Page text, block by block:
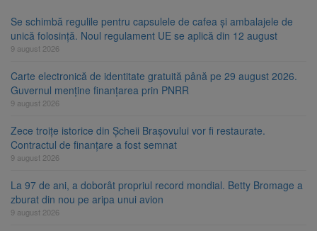
Se schimbă regulile pentru capsulele de cafea și ambalajele de
unică folosință. Noul regulament UE se aplică din 12 august
9 august 2026
Carte electronică de identitate gratuită până pe 29 august 2026.
Guvernul menține finanțarea prin PNRR
9 august 2026
Zece troițe istorice din Șcheii Brașovului vor fi restaurate.
Contractul de finanțare a fost semnat
9 august 2026
La 97 de ani, a doborât propriul record mondial. Betty Bromage a
zburat din nou pe aripa unui avion
9 august 2026